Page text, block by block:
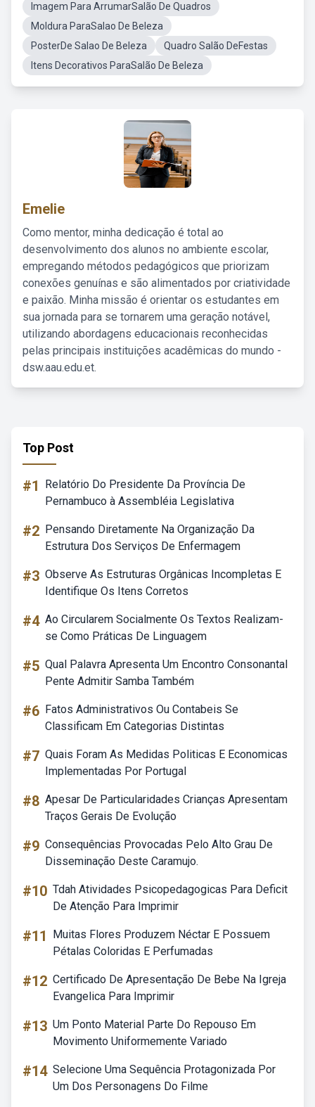
Imagem Para ArrumarSalão De Quadros
Moldura ParaSalao De Beleza
PosterDe Salao De Beleza
Quadro Salão DeFestas
Itens Decorativos ParaSalão De Beleza
Emelie
Como mentor, minha dedicação é total ao
desenvolvimento dos alunos no ambiente escolar,
empregando métodos pedagógicos que priorizam
conexões genuínas e são alimentados por criatividade
e paixão. Minha missão é orientar os estudantes em
sua jornada para se tornarem uma geração notável,
utilizando abordagens educacionais reconhecidas
pelas principais instituições acadêmicas do mundo -
dsw.aau.edu.et.
Top Post
#1
Relatório Do Presidente Da Província De
Pernambuco à Assembléia Legislativa
#2 Pensando Diretamente Na Organização Da
Estrutura Dos Serviços De Enfermagem
#3 Observe As Estruturas Orgânicas Incompletas E
Identifique Os Itens Corretos
#4 Ao Circularem Socialmente Os Textos Realizam-
se Como Práticas De Linguagem
#5 Qual Palavra Apresenta Um Encontro Consonantal
Pente Admitir Samba Também
#6 Fatos Administrativos Ou Contabeis Se
Classificam Em Categorias Distintas
#7 Quais Foram As Medidas Politicas E Economicas
Implementadas Por Portugal
#8 Apesar De Particularidades Crianças Apresentam
Traços Gerais De Evolução
#9 Consequências Provocadas Pelo Alto Grau De
Disseminação Deste Caramujo.
#10 Tdah Atividades Psicopedagogicas Para Deficit
De Atenção Para Imprimir
#11
Muitas Flores Produzem Néctar E Possuem
Pétalas Coloridas E Perfumadas
#12 Certificado De Apresentação De Bebe Na Igreja
Evangelica Para Imprimir
#13 Um Ponto Material Parte Do Repouso Em
Movimento Uniformemente Variado
#14 Selecione Uma Sequência Protagonizada Por
Um Dos Personagens Do Filme